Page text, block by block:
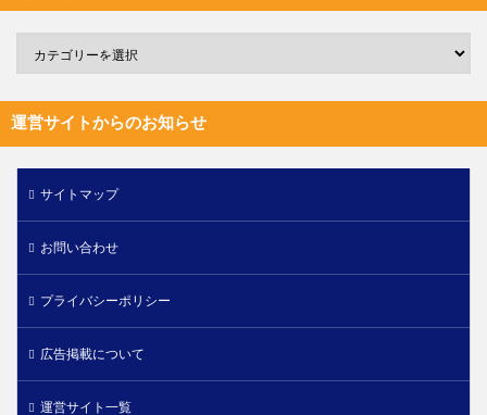
運営サイトからのお知らせ
サイトマップ
お問い合わせ
プライバシーポリシー
広告掲載について
運営サイト一覧